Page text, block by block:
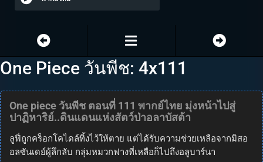
One Piece วันพีช: 4x111
One piece วันพีช ตอนที่ 111 พากย์ไทย มุ่งหน้าไปสู่
ปาฏิหาริย์..ดินแดนแห่งสัตว์ป่าอลาบัสต้า
ลูฟี่ถูกคร็อกโคไดล์ทิ้งไว้ให้ตาย แต่ได้รับความช่วยเหลือจากมิสอ
อลซันเดย์ผู้ลึกลับ กลุ่มหมวกฟางที่เหลือก็ไปถึงอลูบาร์นา